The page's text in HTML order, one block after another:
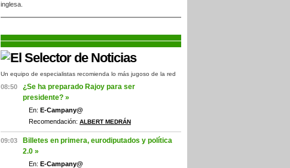
inglesa.
Un equipo de especialistas recomienda lo más jugoso de la red
08:50
¿Se ha preparado Rajoy para ser
presidente? »
En: E-Campany@
Recomendación: ALBERT MEDRÁN
09:03
Billetes en primera, eurodiputados y política
2.0 »
En: E-Campany@